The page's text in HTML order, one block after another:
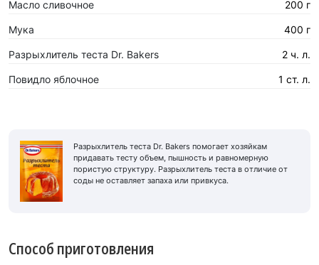
Масло сливочное 200 г
Мука 400 г
Разрыхлитель теста Dr. Bakers 2 ч. л.
Повидло яблочное 1 ст. л.
Разрыхлитель теста Dr. Bakers помогает хозяйкам
придавать тесту объем, пышность и равномерную
пористую структуру. Разрыхлитель теста в отличие от
соды не оставляет запаха или привкуса.
Способ приготовления